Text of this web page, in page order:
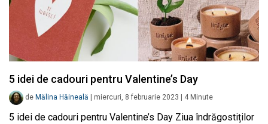
5 idei de cadouri pentru Valentine’s Day
de Mălina Hăineală miercuri, 8 februarie 2023 4 Minute
5 idei de cadouri pentru Valentine’s Day Ziua îndrăgostiților